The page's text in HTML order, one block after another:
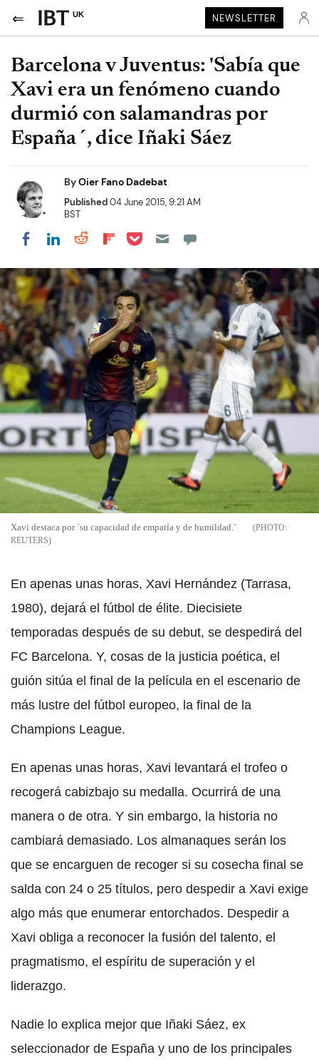
UK NEWSLETTER
Barcelona v Juventus: 'Sabía que
Xavi era un fenómeno cuando
durmió con salamandras por
España´, dice Iñaki Sáez
ByOier Fano Dadebat
Published04 June 2015, 9:21 AM
BST
Share on Facebook
Share on LinkedIn
Share on Reddit
Share on Flipboard
Share on Pocket
Xavi destaca por ´su capacidad de empatía y de humildad.´
REUTERS
En apenas unas horas, Xavi Hernández (Tarrasa,
1980), dejará el fútbol de élite. Diecisiete
temporadas después de su debut, se despedirá del
FC Barcelona. Y, cosas de la justicia poética, el
guión sitúa el final de la película en el escenario de
más lustre del fútbol europeo, la final de la
Champions League.
En apenas unas horas, Xavi levantará el trofeo o
recogerá cabizbajo su medalla. Ocurrirá de una
manera o de otra. Y sin embargo, la historia no
cambiará demasiado. Los almanaques serán los
que se encarguen de recoger si su cosecha final se
salda con 24 o 25 títulos, pero despedir a Xavi exige
algo más que enumerar entorchados. Despedir a
Xavi obliga a reconocer la fusión del talento, el
pragmatismo, el espíritu de superación y el
liderazgo.
Nadie lo explica mejor que Iñaki Sáez, ex
seleccionador de España y uno de los principales